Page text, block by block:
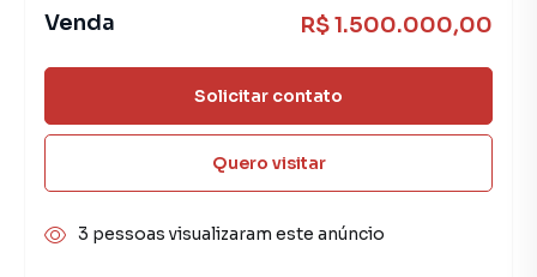
Venda R$ 1.500.000,00
Solicitar contato
Quero visitar
3 pessoas visualizaram este anúncio